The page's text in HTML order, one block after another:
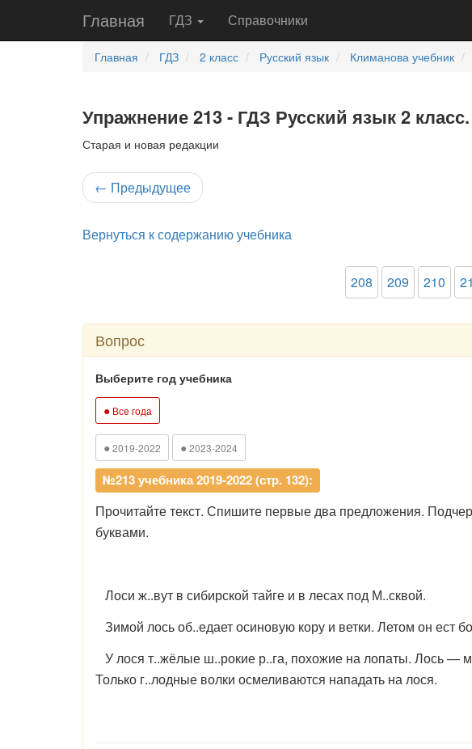
Главная ГДЗ Справочники
Главная ГДЗ 2 класс Русский язык Климанова учебник
Упражнение 213 - ГДЗ Русский язык 2
Старая и новая редакции
← Предыдущее
Вернуться к содержанию учебника
208 209 210
Вопрос
Выберите год учебника
● Все года
● 2019-2022 ● 2023-2024
№213 учебника 2019-2022 (стр. 132):
Прочитайте текст. Спишите первые два предложения.
буквами.
Лоси ж..вут в сибирской тайге и в лесах под М..сквой.
Зимой лось об..едает осиновую кору и ветки. Летом он ест
У лося т..жёлые ш..рокие р..га, похожие на лопаты. Лось —
Только г..лодные волки осмеливаются нападать на лося.